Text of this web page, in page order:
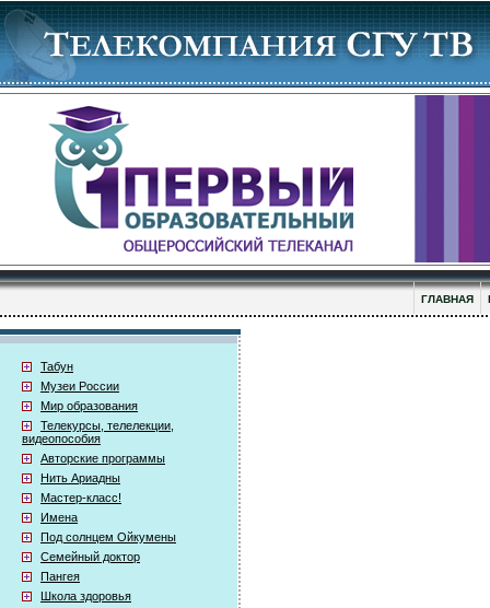
ГЛАВНАЯ
Табун
Музеи России
Мир образования
Телекурсы, телелекции,
видеопособия
Авторские программы
Нить Ариадны
Мастер-класс!
Имена
Под солнцем Ойкумены
Семейный доктор
Пангея
Школа здоровья